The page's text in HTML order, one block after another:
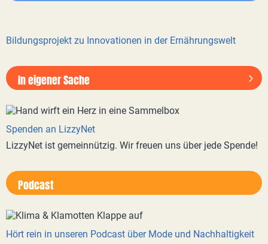
Bildungsprojekt zu Innovationen in der Ernährungswelt
In eigener Sache
Spenden an LizzyNet
LizzyNet ist gemeinnützig. Wir freuen uns über jede Spende!
Podcast
Hört rein in unseren Podcast über Mode und Nachhaltigkeit